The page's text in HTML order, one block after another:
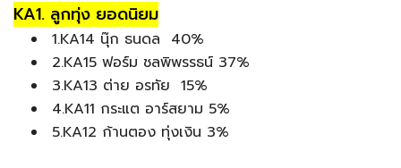
KA1. ลูกทุ่ง ยอดนิยม
1.KA14 นุ๊ก ธนดล 40%
2.KA15 ฟอร์ม ชลพิพรรธน์ 37%
3.KA13 ต่าย อรทัย 15%
4.KA11 กระแต อาร์สยาม 5%
5.KA12 ก้านตอง ทุ่งเงิน 3%